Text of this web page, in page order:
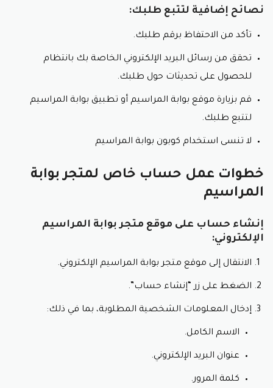
نصائح إضافية لتتبع طلبك:
تأكد من الاحتفاظ برقم طلبك.
تحقق من رسائل البريد الإلكتروني الخاصة بك بانتظام
للحصول على تحديثات حول طلبك.
قم بزيارة موقع بوابة المراسيم أو تطبيق بوابة المراسيم
لتتبع طلبك.
لا تنسى استخدام كوبون بوابة المراسيم
خطوات عمل حساب خاص لمتجر بوابة
المراسيم
إنشاء حساب على موقع متجر بوابة المراسيم
الإلكتروني:
الانتقال إلى موقع متجر بوابة المراسيم الإلكتروني.
الضغط على زر “إنشاء حساب”.
إدخال المعلومات الشخصية المطلوبة، بما في ذلك:
الاسم الكامل.
عنوان البريد الإلكتروني.
كلمة المرور.